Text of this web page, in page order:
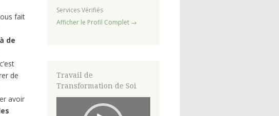
fait
de
de
avoir
Services Vérifiés
Afficher le Profil Complet →
Travail de
Transformation de Soi